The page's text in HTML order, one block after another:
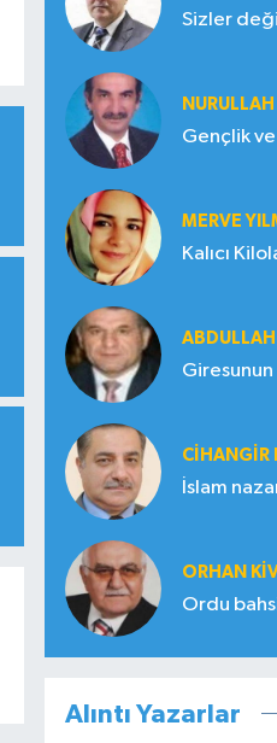
Sizler
MERVE
Kalıcı
ABDULLAH
CIHANGIR
İslam
ORHAN
Ordu
Alıntı Yazarlar